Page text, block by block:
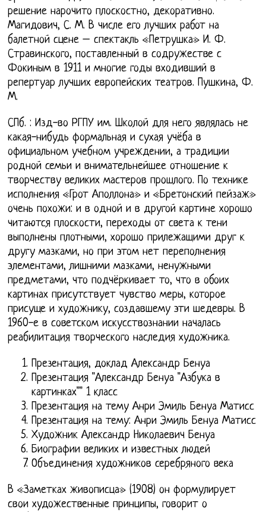
решение нарочито плоскостно, декоративно.
Магидович, С. М. В числе его лучших работ на
балетной сцене – спектакль «Петрушка» И. Ф.
Стравинского, поставленный в содружестве с
Фокиным в 1911 и многие годы входивший в
репертуар лучших европейских театров. Пушкина, Ф.
М.
СПб. : Изд-во РГПУ им. Школой для него являлась не
какая-нибудь формальная и сухая учёба в
официальном учебном учреждении, а традиции
родной семьи и внимательнейшее отношение к
творчеству великих мастеров прошлого. По технике
исполнения «Грот Аполлона» и «Бретонский пейзаж»
очень похожи: и в одной и в другой картине хорошо
читаются плоскости, переходы от света к тени
выполнены плотными, хорошо прилежащими друг к
другу мазками, но при этом нет переполнения
элементами, лишними мазками, ненужными
предметами, что подчёркивает то, что в обоих
картинах присутствует чувство меры, которое
присуще и художнику, создавшему эти шедевры. В
1960-е в советском искусствознании началась
реабилитация творческого наследия художника.
Презентация, доклад Александр Бенуа
Презентация "Александр Бенуа "Азбука в
картинках"" 1 класс
Презентация на тему Анри Эмиль Бенуа Матисс
Презентация на тему: Анри Эмиль Бенуа Матисс
Художник Александр Николаевич Бенуа
Биографии великих и известных людей
Объединения художников серебряного века
В «Заметках живописца» (1908) он формулирует
свои художественные принципы, говорит о